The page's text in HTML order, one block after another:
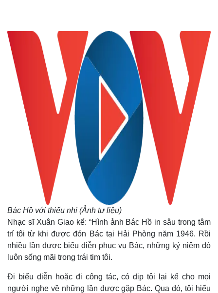
Thế giới
Quan sát
Cuộc sống đó đây
Multimedia
E-Magazine
Infographic
Bác Hồ với thiếu nhi (Ảnh tư liệu)
Nhạc sĩ Xuân Giao kể: “Hình ảnh Bác Hồ in sâu trong tâm
trí tôi từ khi được đón Bác tại Hải Phòng năm 1946. Rồi
nhiều lần được biểu diễn phục vụ Bác, những kỷ niệm đó
luôn sống mãi trong trái tim tôi.
Đi biểu diễn hoặc đi công tác, có dịp tôi lại kể cho mọi
người nghe về những lần được gặp Bác. Qua đó, tôi hiểu